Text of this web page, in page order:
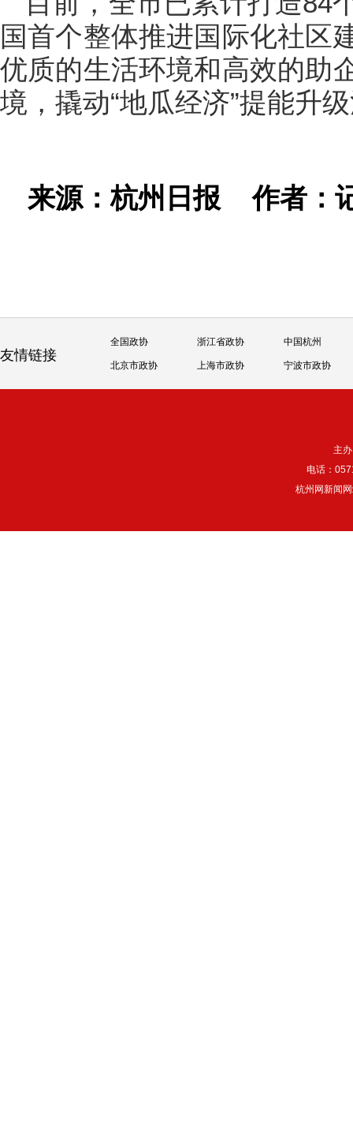
国首个整体推进国际化社区
优质的生活环境和高效的助
境，撬动“地瓜经济”提能升
来源：杭州日报作者：
友情链接
全国政协 浙江省政协 中国杭州
北京市政协 上海市政协 宁波市政协
主
电话：
杭州网新闻